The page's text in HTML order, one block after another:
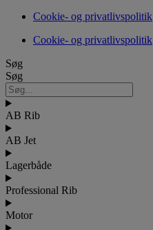
Cookie- og privatlivspolitik
Cookie- og privatlivspolitik
Søg
Søg
AB Rib
AB Jet
Lagerbåde
Professional Rib
Motor